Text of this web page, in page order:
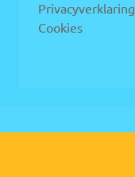
Privacyverklaring
Cookies